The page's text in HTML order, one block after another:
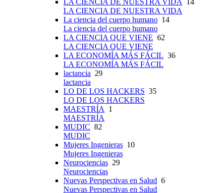
LA CIENCIA DE NUESTRA VIDA
14
LA CIENCIA DE NUESTRA VIDA
La ciencia del cuerpo humano 14
La ciencia del cuerpo humano
LA CIENCIA QUE VIENE 62
LA CIENCIA QUE VIENE
LA ECONOMÍA MÁS FÁCIL 36
LA ECONOMÍA MÁS FÁCIL
lactancia 29
lactancia
LO DE LOS HACKERS 35
LO DE LOS HACKERS
MAESTRÍA
1
MAESTRÍA
MUDIC 82
MUDIC
Mujeres Ingenieras 10
Mujeres Ingenieras
Neurociencias 29
Neurociencias
Nuevas Perspectivas en Salud 6
Nuevas Perspectivas en Salud